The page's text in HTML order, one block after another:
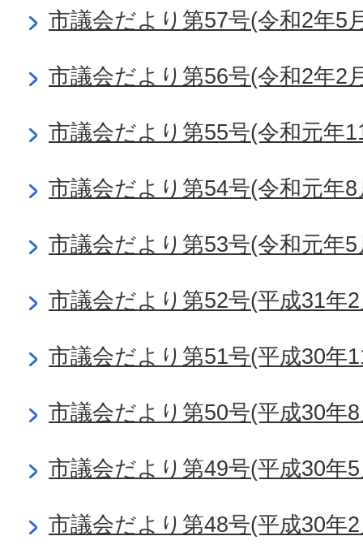
市議会だより第57号(令和2年5
市議会だより第56号(令和2年2
市議会だより第55号(令和元年
市議会だより第54号(令和元年
市議会だより第53号(令和元年
市議会だより第52号(平成31年
市議会だより第51号(平成30年
市議会だより第50号(平成30年
市議会だより第49号(平成30年
市議会だより第48号(平成30年